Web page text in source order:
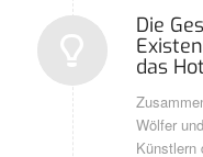
Die
das
Wölfer
Künstlern